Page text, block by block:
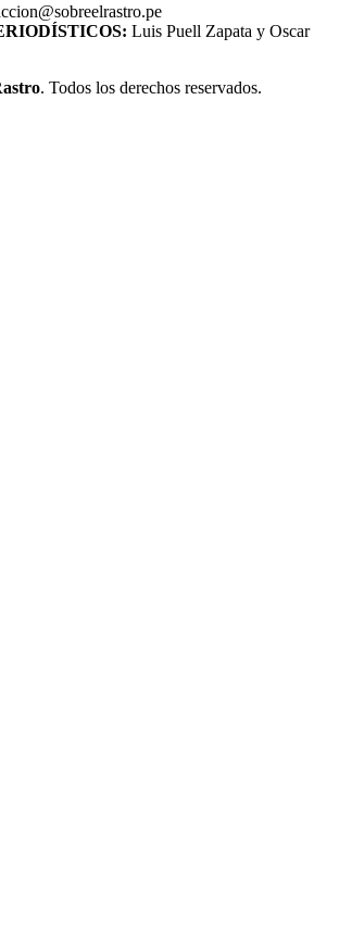
Luis Puell Zapata y Oscar
. Todos los derechos reservados.